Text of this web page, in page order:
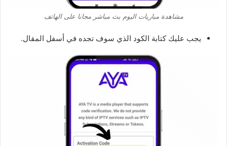
مشاهدة مباريات اليوم بث مباشر مجانا على الهاتف
يجب عليك كتابة الكود الذي سوف تجده في أسفل المقال.